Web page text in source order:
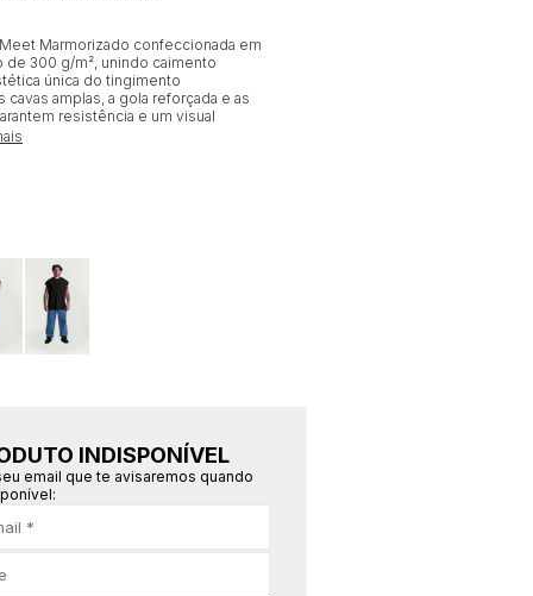
Marmorizado confeccionada em
de 300 g/m², unindo caimento
única do tingimento
cavas amplas, a gola reforçada e as
resistência e um visual
INDISPONÍVEL
email que te avisaremos quando